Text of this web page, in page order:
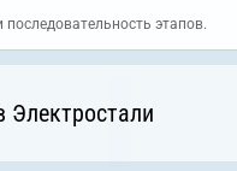
этапов.